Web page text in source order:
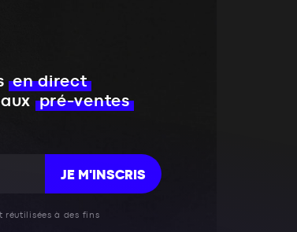
en direct
pré-ventes
JE M'INSCRIS
réutilisées à des fins